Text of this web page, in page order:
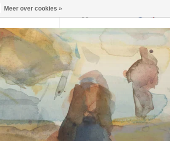
krollermuller.nl
Meer over cookies »